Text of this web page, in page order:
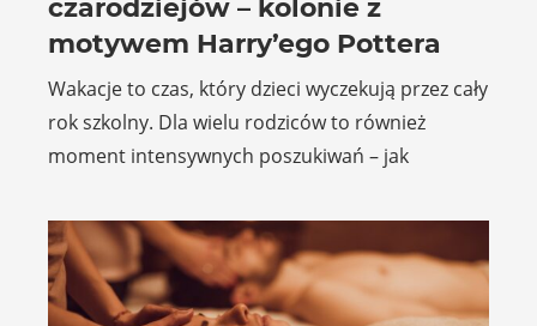
czarodziejów – kolonie z
motywem Harry’ego Pottera
Wakacje to czas, który dzieci wyczekują przez cały
rok szkolny. Dla wielu rodziców to również
moment intensywnych poszukiwań – jak